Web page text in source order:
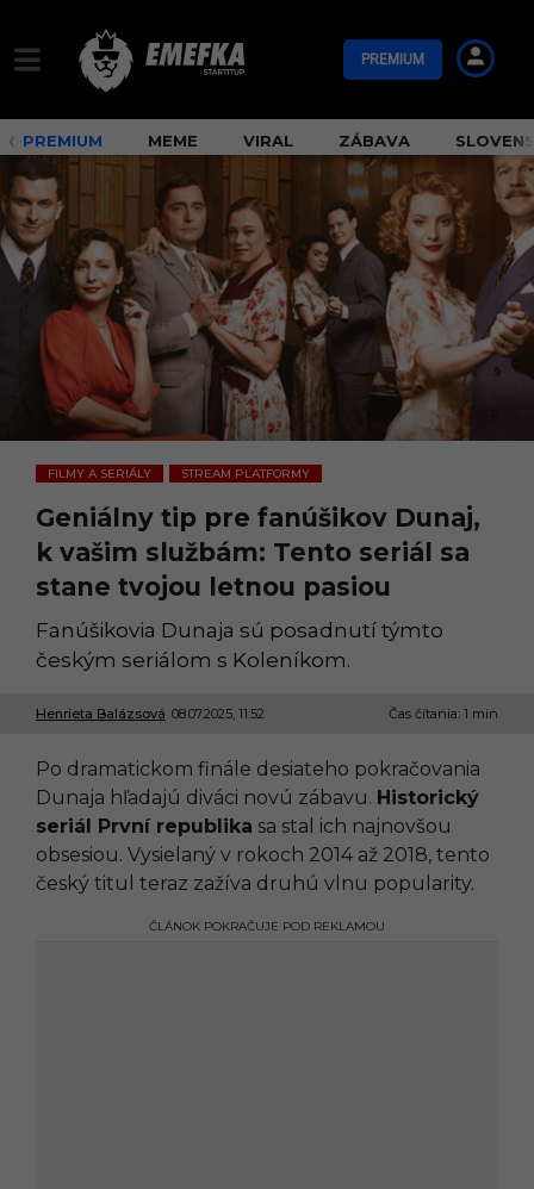
PREMIUM
PREMIUM MEME VIRAL ZÁBAVA
FILMY A SERIÁLY
,
STREAM PLATFORMY
Geniálny tip pre fanúšikov Dunaj,
k vašim službám: Tento seriál sa
stane tvojou letnou pasiou
Fanúšikovia Dunaja sú posadnutí týmto
českým seriálom s Koleníkom.
Henrieta Balázsová 08.07.2025, 11:52
0
0
7
.
2
0
2
5
1
Čas čítania: 1 min
Po dramatickom finále desiateho pokračovania
Dunaja hľadajú diváci novú zábavu. Historický
seriál První republika sa stal ich najnovšou
obsesiou. Vysielaný v rokoch 2014 až 2018, tento
český titul teraz zažíva druhú vlnu popularity.
ČLÁNOK POKRAČUJE POD REKLAMOU